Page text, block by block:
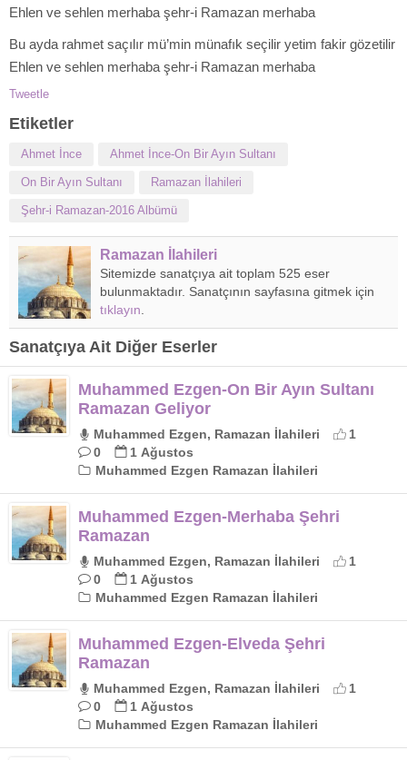
Ehlen ve sehlen merhaba şehr-i Ramazan merhaba
Bu ayda rahmet saçılır mü’min münafık seçilir yetim fakir gözetilir
Ehlen ve sehlen merhaba şehr-i Ramazan merhaba
Tweetle
Etiketler
Ahmet İnce Ahmet İnce-On Bir Ayın Sultanı
On Bir Ayın Sultanı Ramazan İlahileri
Şehr-i Ramazan-2016 Albümü
Ramazan İlahileri
Sitemizde sanatçıya ait toplam 525 eser
bulunmaktadır. Sanatçının sayfasına gitmek için
tıklayın
Sanatçıya Ait Diğer Eserler
Muhammed Ezgen-On Bir Ayın Sultanı
Ramazan Geliyor
Muhammed Ezgen, Ramazan İlahileri
1
0
1 Ağustos
Muhammed Ezgen Ramazan İlahileri
Muhammed Ezgen-Merhaba Şehri
Ramazan
Muhammed Ezgen, Ramazan İlahileri
1
0
1 Ağustos
Muhammed Ezgen Ramazan İlahileri
Muhammed Ezgen-Elveda Şehri
Ramazan
Muhammed Ezgen, Ramazan İlahileri
1
0
1 Ağustos
Muhammed Ezgen Ramazan İlahileri